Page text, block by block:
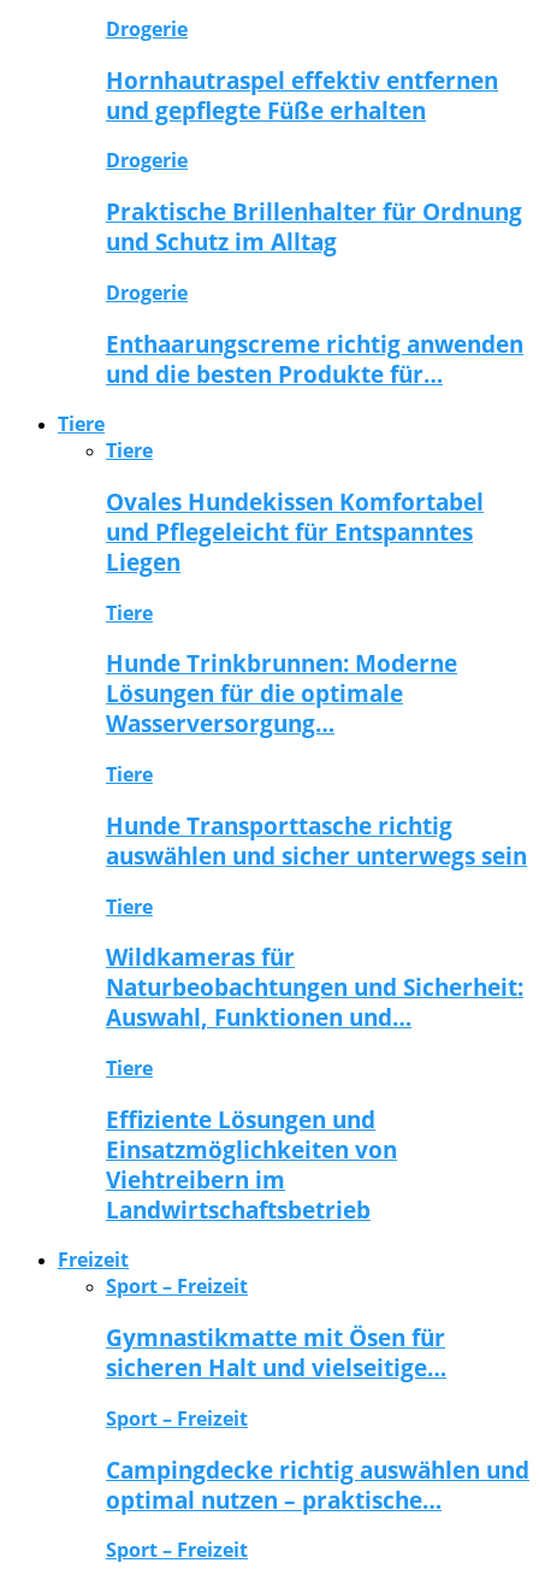
Drogerie
Hornhautraspel effektiv entfernen
und gepflegte Füße erhalten
Drogerie
Praktische Brillenhalter für Ordnung
und Schutz im Alltag
Drogerie
Enthaarungscreme richtig anwenden
und die besten Produkte für…
Tiere
Tiere
Ovales Hundekissen Komfortabel
und Pflegeleicht für Entspanntes
Liegen
Tiere
Hunde Trinkbrunnen: Moderne
Lösungen für die optimale
Wasserversorgung…
Tiere
Hunde Transporttasche richtig
auswählen und sicher unterwegs sein
Tiere
Wildkameras für
Naturbeobachtungen und Sicherheit:
Auswahl, Funktionen und…
Tiere
Effiziente Lösungen und
Einsatzmöglichkeiten von
Viehtreibern im
Landwirtschaftsbetrieb
Freizeit
Sport – Freizeit
Gymnastikmatte mit Ösen für
sicheren Halt und vielseitige…
Sport – Freizeit
Campingdecke richtig auswählen und
optimal nutzen – praktische…
Sport – Freizeit